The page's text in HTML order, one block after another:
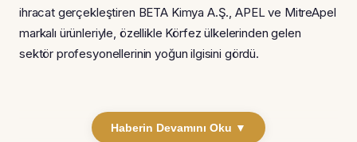
ihracat gerçekleştiren BETA Kimya A.Ş., APEL ve MitreApel
markalı ürünleriyle, özellikle Körfez ülkelerinden gelen
sektör profesyonellerinin yoğun ilgisini gördü.
Haberin Devamını Oku ▼